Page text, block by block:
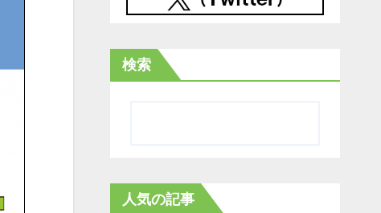
検索
人気の記事